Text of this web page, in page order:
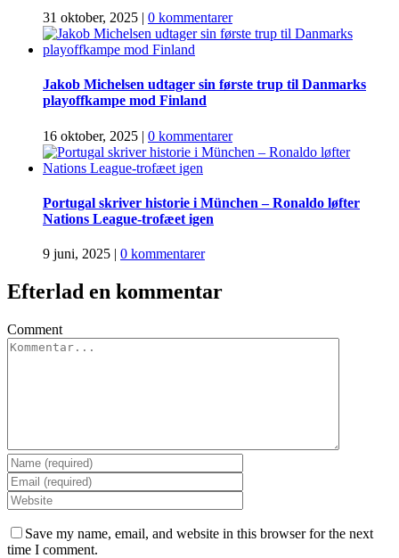
31 oktober, 2025 | 0 kommentarer
Jakob Michelsen udtager sin første trup til Danmarks
playoffkampe mod Finland
16 oktober, 2025 | 0 kommentarer
Portugal skriver historie i München – Ronaldo løfter
Nations League-trofæet igen
9 juni, 2025 | 0 kommentarer
Efterlad en kommentar
Comment
Save my name, email, and website in this browser for the next
time I comment.